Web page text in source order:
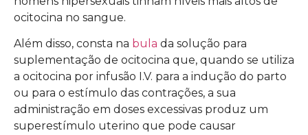
ocitocina no sangue.
Além disso, consta na bula da solução para
suplementação de ocitocina que, quando se utiliza
a ocitocina por infusão I.V. para a indução do parto
ou para o estímulo das contrações, a sua
administração em doses excessivas produz um
superestímulo uterino que pode causar